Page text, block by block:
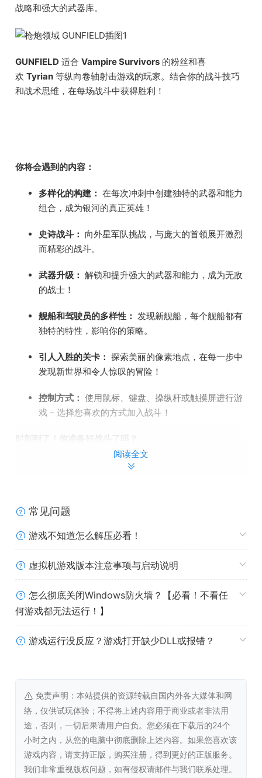
战略和强大的武器库。
GUNFIELD 适合 Vampire Survivors 的粉丝和喜
欢 Tyrian 等纵向卷轴射击游戏的玩家。结合你的战斗技巧
和战术思维，在每场战斗中获得胜利！
你将会遇到的内容：
多样化的构建： 在每次冲刺中创建独特的武器和能力
组合，成为银河的真正英雄！
史诗战斗： 向外星军队挑战，与庞大的首领展开激烈
而精彩的战斗。
武器升级： 解锁和提升强大的武器和能力，成为无敌
的战士！
舰船和驾驶员的多样性： 发现新舰船，每个舰船都有
独特的特性，影响你的策略。
引人入胜的关卡： 探索美丽的像素地点，在每一步中
发现新世界和令人惊叹的冒险！
控制方式： 使用鼠标、键盘、操纵杆或触摸屏进行游
戏 – 选择您喜欢的方式加入战斗！
时刻到了！你准备好战斗了吗？
最低配置:
处理器:Dual Core 2.4 Ghz
DirectX 版本:
9.0
存储空间:
需要 200 MB 可用空间
声卡: DirectX® Compatible
推荐配置:
or higher
内存: 2 GB RAM
显卡: Latest graphics drivers
DirectX 版本: 10
存储空间:需要 200 MB 可用空间
声卡:DirectX® Compatible
阅读全文
常见问题
游戏不知道怎么解压必看！
虚拟机游戏版本注意事项与启动说明
怎么彻底关闭Windows防火墙？【必看！不看任
何游戏都无法运行！】
游戏运行没反应？游戏打开缺少DLL或报错？
免责声明：本站提供的资源转载自国内外各大媒体和网
络，仅供试玩体验；不得将上述内容用于商业或者非法用
途，否则，一切后果请用户自负。您必须在下载后的24个
小时之内，从您的电脑中彻底删除上述内容。如果您喜欢该
游戏内容，请支持正版，购买注册，得到更好的正版服务。
我们非常重视版权问题，如有侵权请邮件与我们联系处理。